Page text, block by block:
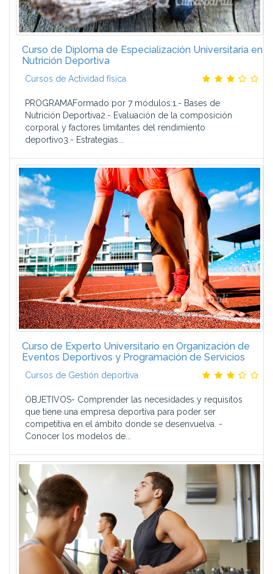
Curso de Diploma de Especialización Universitaria en
Nutrición Deportiva
Cursos de Actividad física
PROGRAMAFormado por 7 módulos:1.- Bases de
Nutrición Deportiva2.- Evaluación de la composición
corporal y factores limitantes del rendimiento
deportivo3.- Estrategias...
Curso de Experto Universitario en Organización de
Eventos Deportivos y Programación de Servicios
Cursos de Gestión deportiva
OBJETIVOS- Comprender las necesidades y requisitos
que tiene una empresa deportiva para poder ser
competitiva en el ámbito donde se desenvuelva. -
Conocer los modelos de...